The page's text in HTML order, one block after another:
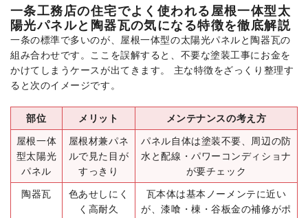
一条工務店の住宅でよく使われる屋根一体型太
陽光パネルと陶器瓦の気になる特徴を徹底解説
一条の標準で多いのが、屋根一体型の太陽光パネルと陶器瓦の
組み合わせです。ここを誤解すると、不要な塗装工事にお金を
かけてしまうケースが出てきます。 主な特徴をざっくり整理す
ると次のイメージです。
部位 メリット
メンテナンスの考え方
屋根一体
型太陽光
パネル
屋根材兼パネ
ルで見た目が
すっきり
パネル自体は塗装不要、周辺の防
水と配線・パワーコンディショナ
が要チェック
陶器瓦
色あせしにく
く高耐久
瓦本体は基本ノーメンテに近い
が、漆喰・棟・谷板金の補修がポ